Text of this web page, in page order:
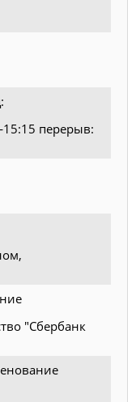
перерыв:
"Сбербанк